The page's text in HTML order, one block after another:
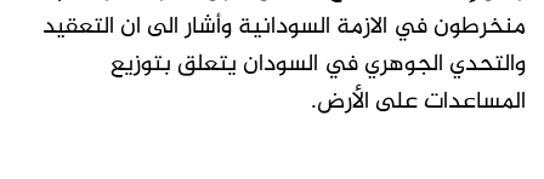
منخرطون في الازمة السودانية وأشار الى ان التعقيد
والتحدي الجوهري في السودان يتعلق بتوزيع
المساعدات على الأرض.